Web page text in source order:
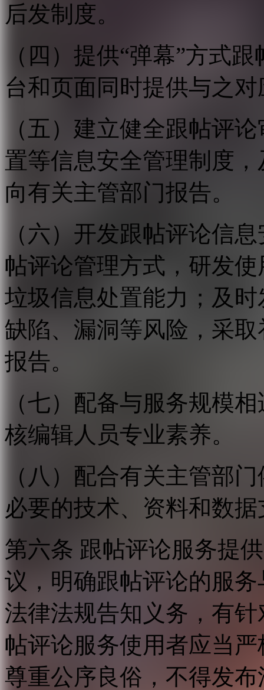
后发制度。
（四）提供“弹幕”方式
台和页面同时提供与之
（五）建立健全跟帖评
置等信息安全管理制度
向有关主管部门报告。
（六）开发跟帖评论信
帖评论管理方式，研发
垃圾信息处置能力；及
缺陷、漏洞等风险，采
报告。
（七）配备与服务规模
核编辑人员专业素养。
（八）配合有关主管部
必要的技术、资料和数
第六条 跟帖评论服务提
议，明确跟帖评论的服
法律法规告知义务，有
帖评论服务使用者应当
尊重公序良俗，不得发